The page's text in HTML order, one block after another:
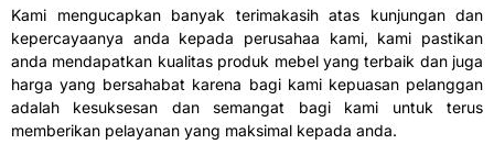
Kami mengucapkan banyak terimakasih atas kunjungan dan
kepercayaanya anda kepada perusahaa kami, kami pastikan
anda mendapatkan kualitas produk mebel yang terbaik dan juga
harga yang bersahabat karena bagi kami kepuasan pelanggan
adalah kesuksesan dan semangat bagi kami untuk terus
memberikan pelayanan yang maksimal kepada anda.